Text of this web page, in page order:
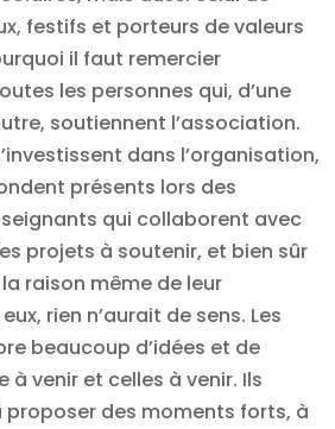
festifs et porteurs de valeurs
il faut remercier
les personnes qui, d’une
soutiennent l’association.
dans l’organisation,
présents lors des
qui collaborent avec
projets à soutenir, et bien sûr
raison même de leur
rien n’aurait de sens. Les
beaucoup d’idées et de
à venir et celles à venir. Ils
des moments forts, à